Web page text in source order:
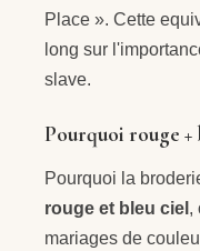
Place ». Cette
long sur
slave.
Pourquoi rouge +
Pourquoi la
rouge et bleu ciel ,
mariages de